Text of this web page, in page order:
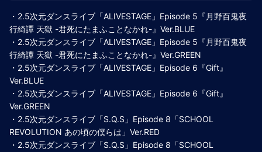
・2.5次元ダンスライブ「ALIVESTAGE」Episode 5『月野百鬼夜
行綺譚 天獄 -君死にたまふことなかれ-』Ver.BLUE
・2.5次元ダンスライブ「ALIVESTAGE」Episode 5『月野百鬼夜
行綺譚 天獄 -君死にたまふことなかれ-』Ver.GREEN
・2.5次元ダンスライブ「ALIVESTAGE」Episode 6『Gift』
Ver.BLUE
・2.5次元ダンスライブ「ALIVESTAGE」Episode 6『Gift』
Ver.GREEN
・2.5次元ダンスライブ「S.Q.S」Episode 8「SCHOOL
REVOLUTION あの頃の僕らは」Ver.RED
・2.5次元ダンスライブ「S.Q.S」Episode 8「SCHOOL